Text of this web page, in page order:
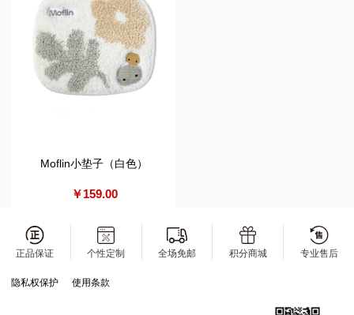
Moflin小垫子（白色）
￥159.00
正品保证 个性定制 全场免邮 积分商城 专业售后
隐私权保护 使用条款